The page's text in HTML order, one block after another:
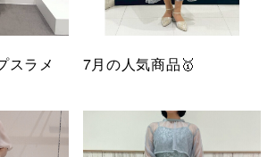
スラメ
7月の人気商品🥇